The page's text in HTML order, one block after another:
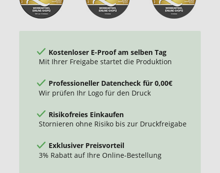
Kostenloser E-Proof am selben Tag
Mit Ihrer Freigabe startet die Produktion
Professioneller Datencheck für 0,00€
Wir prüfen Ihr Logo für den Druck
Risikofreies Einkaufen
Stornieren ohne Risiko bis zur Druckfreigabe
Exklusiver Preisvorteil
3% Rabatt auf Ihre Online-Bestellung